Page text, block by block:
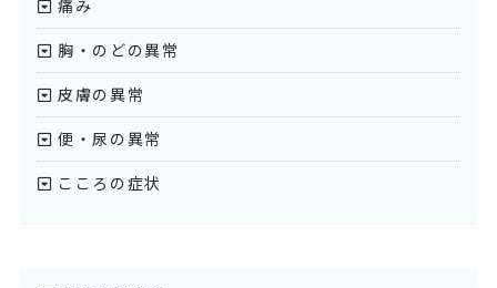
痛み
胸・のどの異常
皮膚の異常
便・尿の異常
こころの症状